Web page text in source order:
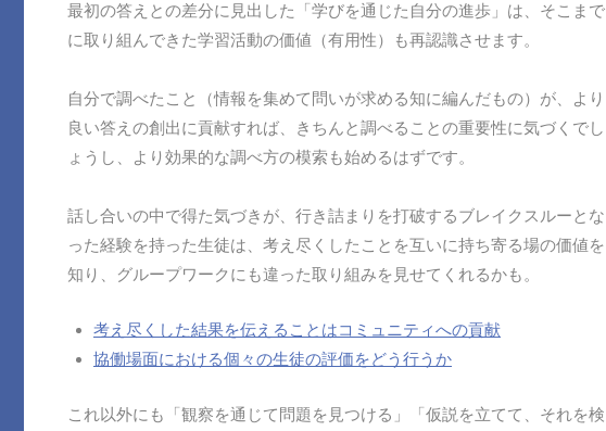
最初の答えとの差分に見出した「学びを通じた自分の進歩」は、そこまで
に取り組んできた学習活動の価値（有用性）も再認識させます。
自分で調べたこと（情報を集めて問いが求める知に編んだもの）が、より
良い答えの創出に貢献すれば、きちんと調べることの重要性に気づくでし
ょうし、より効果的な調べ方の模索も始めるはずです。
話し合いの中で得た気づきが、行き詰まりを打破するブレイクスルーとな
った経験を持った生徒は、考え尽くしたことを互いに持ち寄る場の価値を
知り、グループワークにも違った取り組みを見せてくれるかも。
考え尽くした結果を伝えることはコミュニティへの貢献
協働場面における個々の生徒の評価をどう行うか
これ以外にも「観察を通じて問題を見つける」「仮説を立てて、それを検